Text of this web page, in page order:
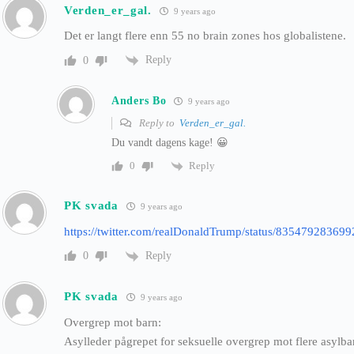
Verden_er_gal. 9 years ago
Det er langt flere enn 55 no brain zones hos globalistene.
0 Reply
Anders Bo 9 years ago
Reply to Verden_er_gal.
Du vandt dagens kage! 😀
0
Reply
PK svada 9 years ago
https://twitter.com/realDonaldTrump/status/
0 Reply
PK svada 9 years ago
Overgrep mot barn:
Asylleder pågrepet for seksuelle overgrep mot flere